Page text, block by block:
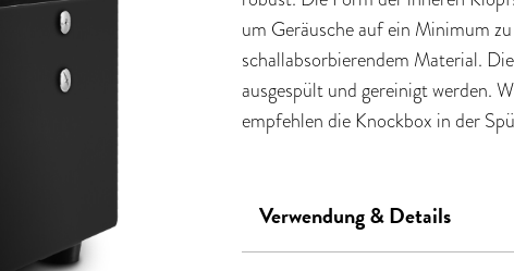
um Geräusche auf ein Minimum
schallabsorbierendem Material.
ausgespült und gereinigt werden.
empfehlen die Knockbox in der
Verwendung & Details